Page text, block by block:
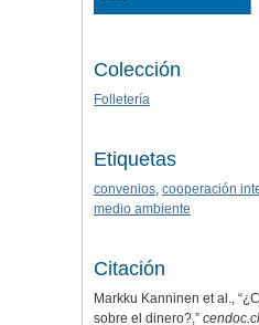
Colección
Folletería
Etiquetas
convenios, cooperación
medio ambiente
Citación
Markku Kanninen et al.,
sobre el dinero?,”